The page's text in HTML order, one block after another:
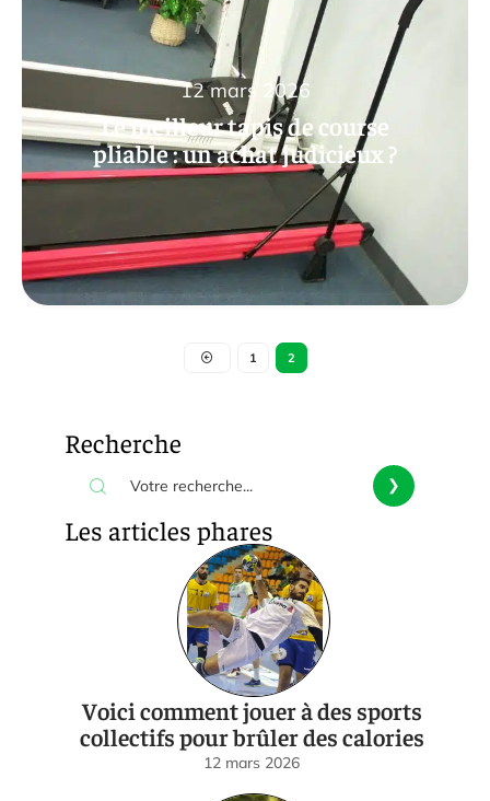
Le meilleur tapis de course
pliable : un achat judicieux ?
12 mars 2026
1 2
Recherche
Les articles phares
Voici comment jouer à des sports
collectifs pour brûler des calories
12 mars 2026